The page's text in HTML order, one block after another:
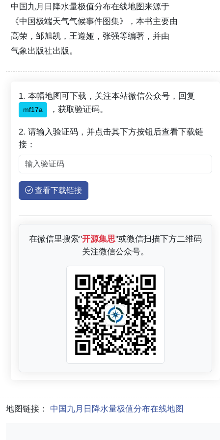
中国九月日降水量极值分布在线地图来源于
《中国极端天气气候事件图集》，本书主要由
高荣，邹旭凯，王遵娅，张强等编著，并由
气象出版社出版。
1. 本幅地图可下载，关注本站微信公众号，回复
mf17a ，获取验证码。
2. 请输入验证码，并点击其下方按钮后查看下载链
接：
查看下载链接
在微信里搜索"开源集思"或微信扫描下方二维码
关注微信公众号。
地图链接： 中国九月日降水量极值分布在线地图